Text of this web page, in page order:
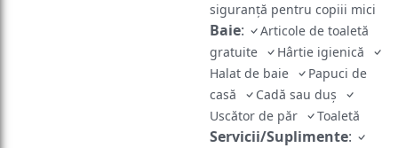
siguranță pentru copiii mici
Baie:
Articole de toaletă
gratuite
Hârtie igienică
Halat de baie
Papuci de
casă
Cadă sau duş
Uscător de păr
Toaletă
Servicii/Suplimente: